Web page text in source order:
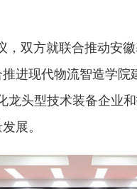
，双方就联合推动安
进现代物流智造学
头型技术装备企业
展。